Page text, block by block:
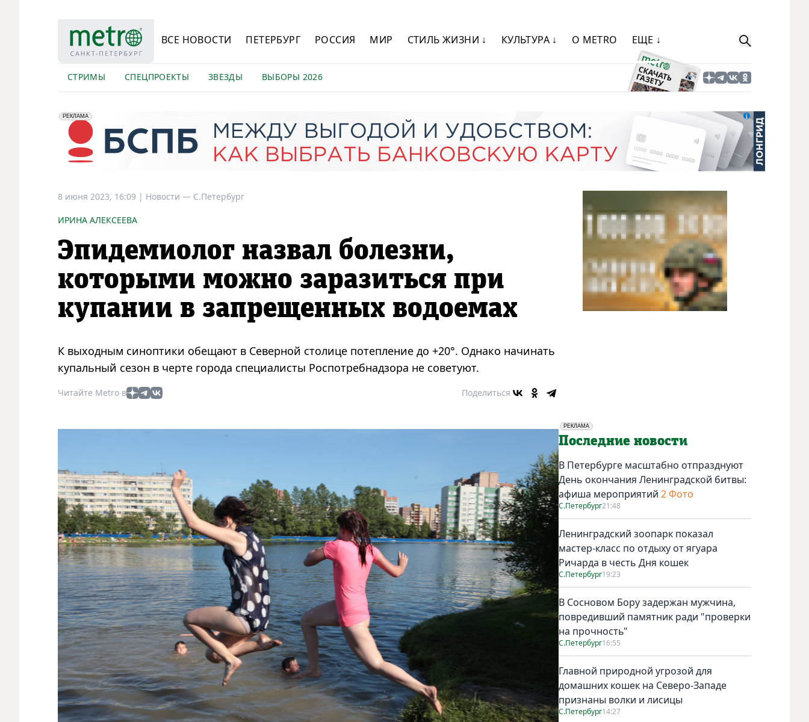
ВСЕ НОВОСТИ ПЕТЕРБУРГ РОССИЯ МИР СТИЛЬ ЖИЗНИ ↓ КУЛЬТУРА ↓ О METRO ЕЩЕ ↓
СТРИМЫ СПЕЦПРОЕКТЫ ЗВЕЗДЫ ВЫБОРЫ 2026
erid: 2VfnxyFybV5
РЕКЛАМА
ПАО "Банк "Санкт-Петербург", ИНН: 7831000027
8 июня 2023, 16:09 | Новости — С.Петербург
ИРИНА АЛЕКСЕЕВА
Эпидемиолог назвал болезни,
которыми можно заразиться при
купании в запрещенных водоемах
К выходным синоптики обещают в Северной столице потепление до +20°. Однако начинать
купальный сезон в черте города специалисты Роспотребнадзора не советуют.
Читайте Metro в Поделиться
РЕКЛАМА
Социальная реклама
Последние новости
В Петербурге масштабно отпразднуют
День окончания Ленинградской битвы:
афиша мероприятий 2 Фото
С.Петербург21:48
Ленинградский зоопарк показал
мастер-класс по отдыху от ягуара
Ричарда в честь Дня кошек
С.Петербург19:23
В Сосновом Бору задержан мужчина,
повредивший памятник ради "проверки
на прочность"
С.Петербург16:55
Главной природной угрозой для
домашних кошек на Северо-Западе
признаны волки и лисицы
С.Петербург14:27